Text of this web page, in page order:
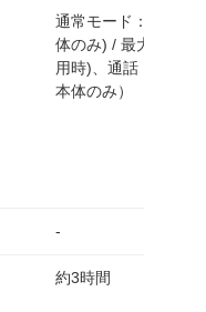
通常モード：最大6
体のみ) / 最大36時間
用時)、通話：最大4
本体のみ）
-
約3時間